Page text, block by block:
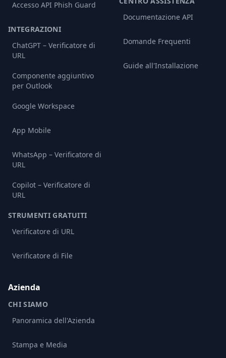
Accesso API Phish Guard
INTEGRAZIONI
ChatGPT – Verificatore di
URL
Componente aggiuntivo
per Outlook
Google Workspace
App Mobile
WhatsApp – Verificatore di
URL
Copilot – Verificatore di
URL
STRUMENTI GRATUITI
Verificatore di URL
Verificatore di File
Documentazione API
Domande Frequenti
Guide all'Installazione
Azienda
CHI SIAMO
Panoramica dell'Azienda
Stampa e Media